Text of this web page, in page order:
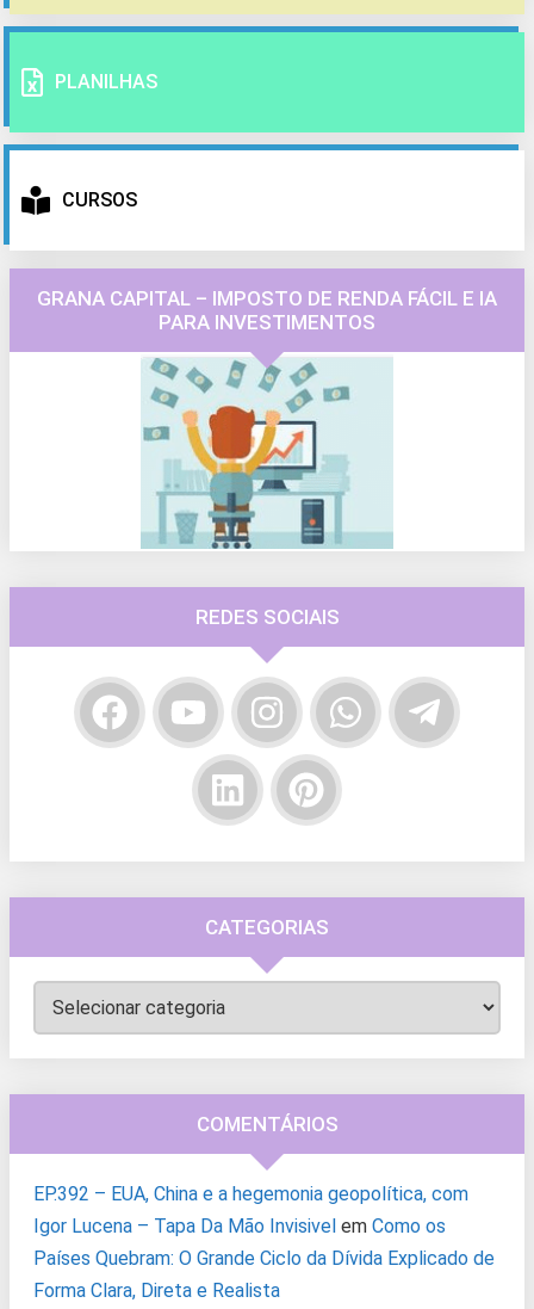
PLANILHAS
CURSOS
GRANA CAPITAL – IMPOSTO DE RENDA FÁCIL E IA
PARA INVESTIMENTOS
REDES SOCIAIS
CATEGORIAS
Categorias
COMENTÁRIOS
EP.392 – EUA, China e a hegemonia geopolítica, com
Igor Lucena – Tapa Da Mão Invisivel em Como os
Países Quebram: O Grande Ciclo da Dívida Explicado de
Forma Clara, Direta e Realista